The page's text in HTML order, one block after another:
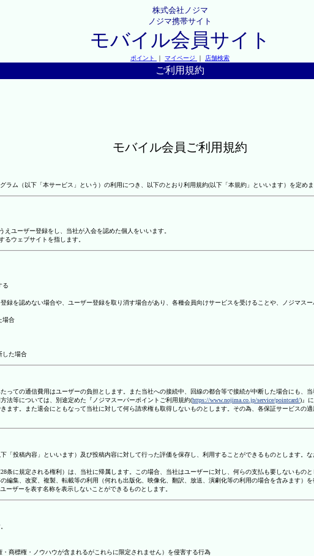
株式会社ノジマ
ノジマ携帯サイト
モバイル会員サイト
ポイント ｜ マイページ ｜ 店舗検索
ご利用規約
モバイル会員ご利用規約
ム（以下「本サービス」という）の利用につき、以下のとおり利用規約(以下「本規約」といいます）を定め
ユーザー登録をし、当社が入会を認めた個人をいいます。
ウェブサイトを指します。
る
を認めない場合や、ユーザー登録を取り消す場合があり、各種会員向けサービスを受けることや、ノジマス
場合
した場合
ての通信費用はユーザーの負担とします。また当社への接続中、回線の都合等で接続が中断した場合にも、当
法等については、別途定めた『ノジマスーパーポイントご利用規約(https://www.nojima.co.jp/service/pointcard/)』
ます。また退会にともなって当社に対して何ら請求権も取得しないものとします。その為、各保証サービス
「投稿内容」といいます）及び投稿内容に対して行った評価を保存し、利用することができるものとします
に規定される権利）は、当社に帰属します。この場合、当社はユーザーに対し、何らの支払も要しないものと
編集、改変、複製、転載等の利用（何れも出版化、映像化、翻訳、放送、演劇化等の利用の場合を含みます
ザーを表す名称を表示しないことができるものとします。
商標権・ノウハウが含まれるがこれらに限定されません）を侵害する行為